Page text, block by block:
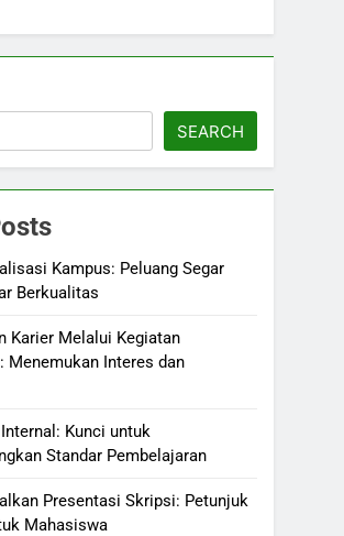
SEARCH
Kampus: Peluang Segar
Berkualitas
Karier Melalui Kegiatan
Menemukan Interes dan
Kunci untuk
Standar Pembelajaran
Presentasi Skripsi: Petunjuk
Mahasiswa